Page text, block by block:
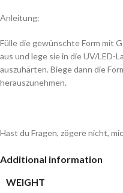
Anleitung:
Fülle die gewünschte Form mit
aus und lege sie in die UV/LED-
auszuhärten. Biege dann die
herauszunehmen.
Hast du Fragen, zögere nicht,
Additional information
WEIGHT